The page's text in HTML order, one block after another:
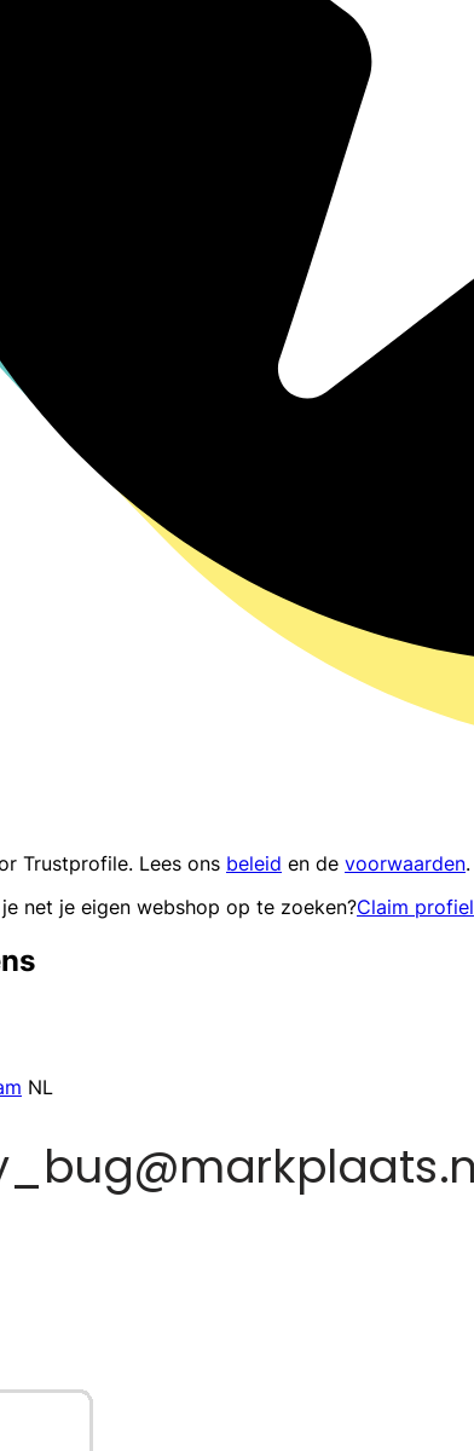
Trustprofile. Lees ons beleid en de voorwaarden.
net je eigen webshop op te zoeken?Claim profiel
NL